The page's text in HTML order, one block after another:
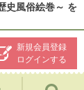
風俗絵巻～ を
新規会員登録
ログインする